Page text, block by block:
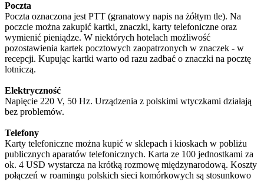
Poczta
Poczta oznaczona jest PTT (granatowy napis na żółtym tle). Na
poczcie można zakupić kartki, znaczki, karty telefoniczne oraz
wymienić pieniądze. W niektórych hotelach możliwość
pozostawienia kartek pocztowych zaopatrzonych w znaczek - w
recepcji. Kupując kartki warto od razu zadbać o znaczki na pocztę
lotniczą.
Elektryczność
Napięcie 220 V, 50 Hz. Urządzenia z polskimi wtyczkami działają
bez problemów.
Telefony
Karty telefoniczne można kupić w sklepach i kioskach w pobliżu
publicznych aparatów telefonicznych. Karta ze 100 jednostkami za
ok. 4 USD wystarcza na krótką rozmowę międzynarodową. Koszty
połączeń w roamingu polskich sieci komórkowych są stosunkowo